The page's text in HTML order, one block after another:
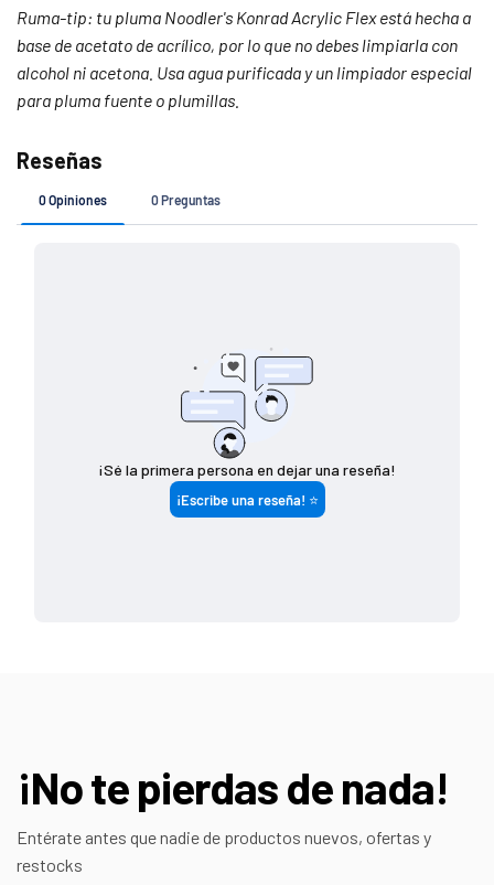
Ruma-tip: tu pluma Noodler's Konrad Acrylic Flex está hecha a
base de acetato de acrílico, por lo que no debes limpiarla con
alcohol ni acetona. Usa agua purificada y un limpiador especial
para pluma fuente o plumillas.
$ 7 5 0 - $ 1 4 4 9
¡No te pierdas de nada!
Entérate antes que nadie de productos nuevos, ofertas y
restocks